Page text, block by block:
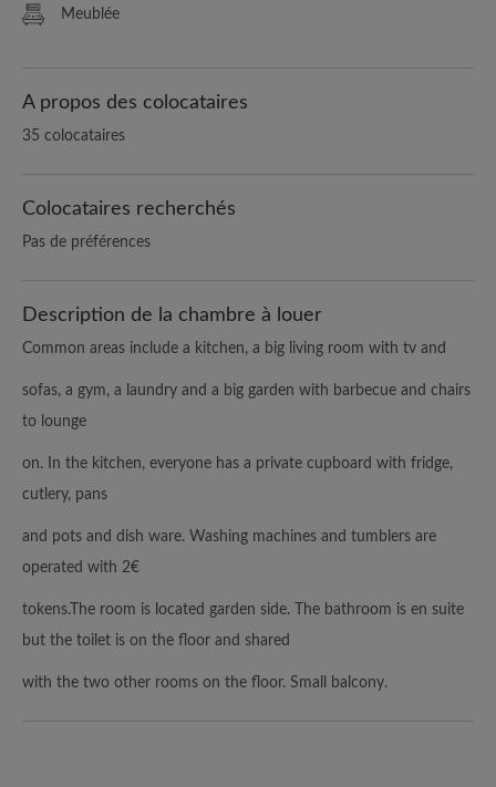
Meublée
A propos des colocataires
35 colocataires
Colocataires recherchés
Pas de préférences
Description de la chambre à louer
Common areas include a kitchen, a big living room with tv and
sofas, a gym, a laundry and a big garden with barbecue and chairs
to lounge
on. In the kitchen, everyone has a private cupboard with fridge,
cutlery, pans
and pots and dish ware. Washing machines and tumblers are
operated with 2€
tokens.The room is located garden side. The bathroom is en suite
but the toilet is on the floor and shared
with the two other rooms on the floor. Small balcony.